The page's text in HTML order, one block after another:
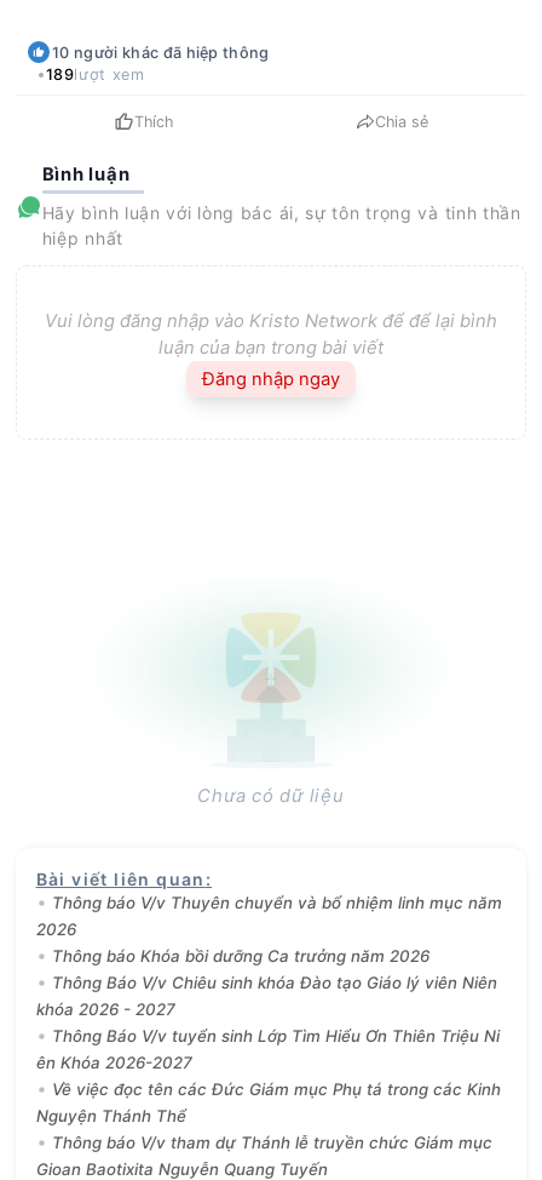
10 người khác đã hiệp thông
189lượt xem
Thích Chia sẻ
Bình luận
Hãy bình luận với lòng bác ái, sự tôn trọng và tinh thần
hiệp nhất
Vui lòng đăng nhập vào Kristo Network để để lại bình
luận của bạn trong bài viết
Đăng nhập ngay
Chưa có dữ liệu
Bài viết liên quan :
Thông báo V/v Thuyên chuyển và bổ nhiệm linh mục năm
2026
Thông báo Khóa bồi dưỡng Ca trưởng năm 2026
Thông Báo V/v Chiêu sinh khóa Đào tạo Giáo lý viên Niên
khóa 2026 - 2027
Thông Báo V/v tuyển sinh Lớp Tìm Hiểu Ơn Thiên Triệu Ni
ên Khóa 2026-2027
Về việc đọc tên các Đức Giám mục Phụ tá trong các Kinh
Nguyện Thánh Thể
Thông báo V/v tham dự Thánh lễ truyền chức Giám mục
Gioan Baotixita Nguyễn Quang Tuyến